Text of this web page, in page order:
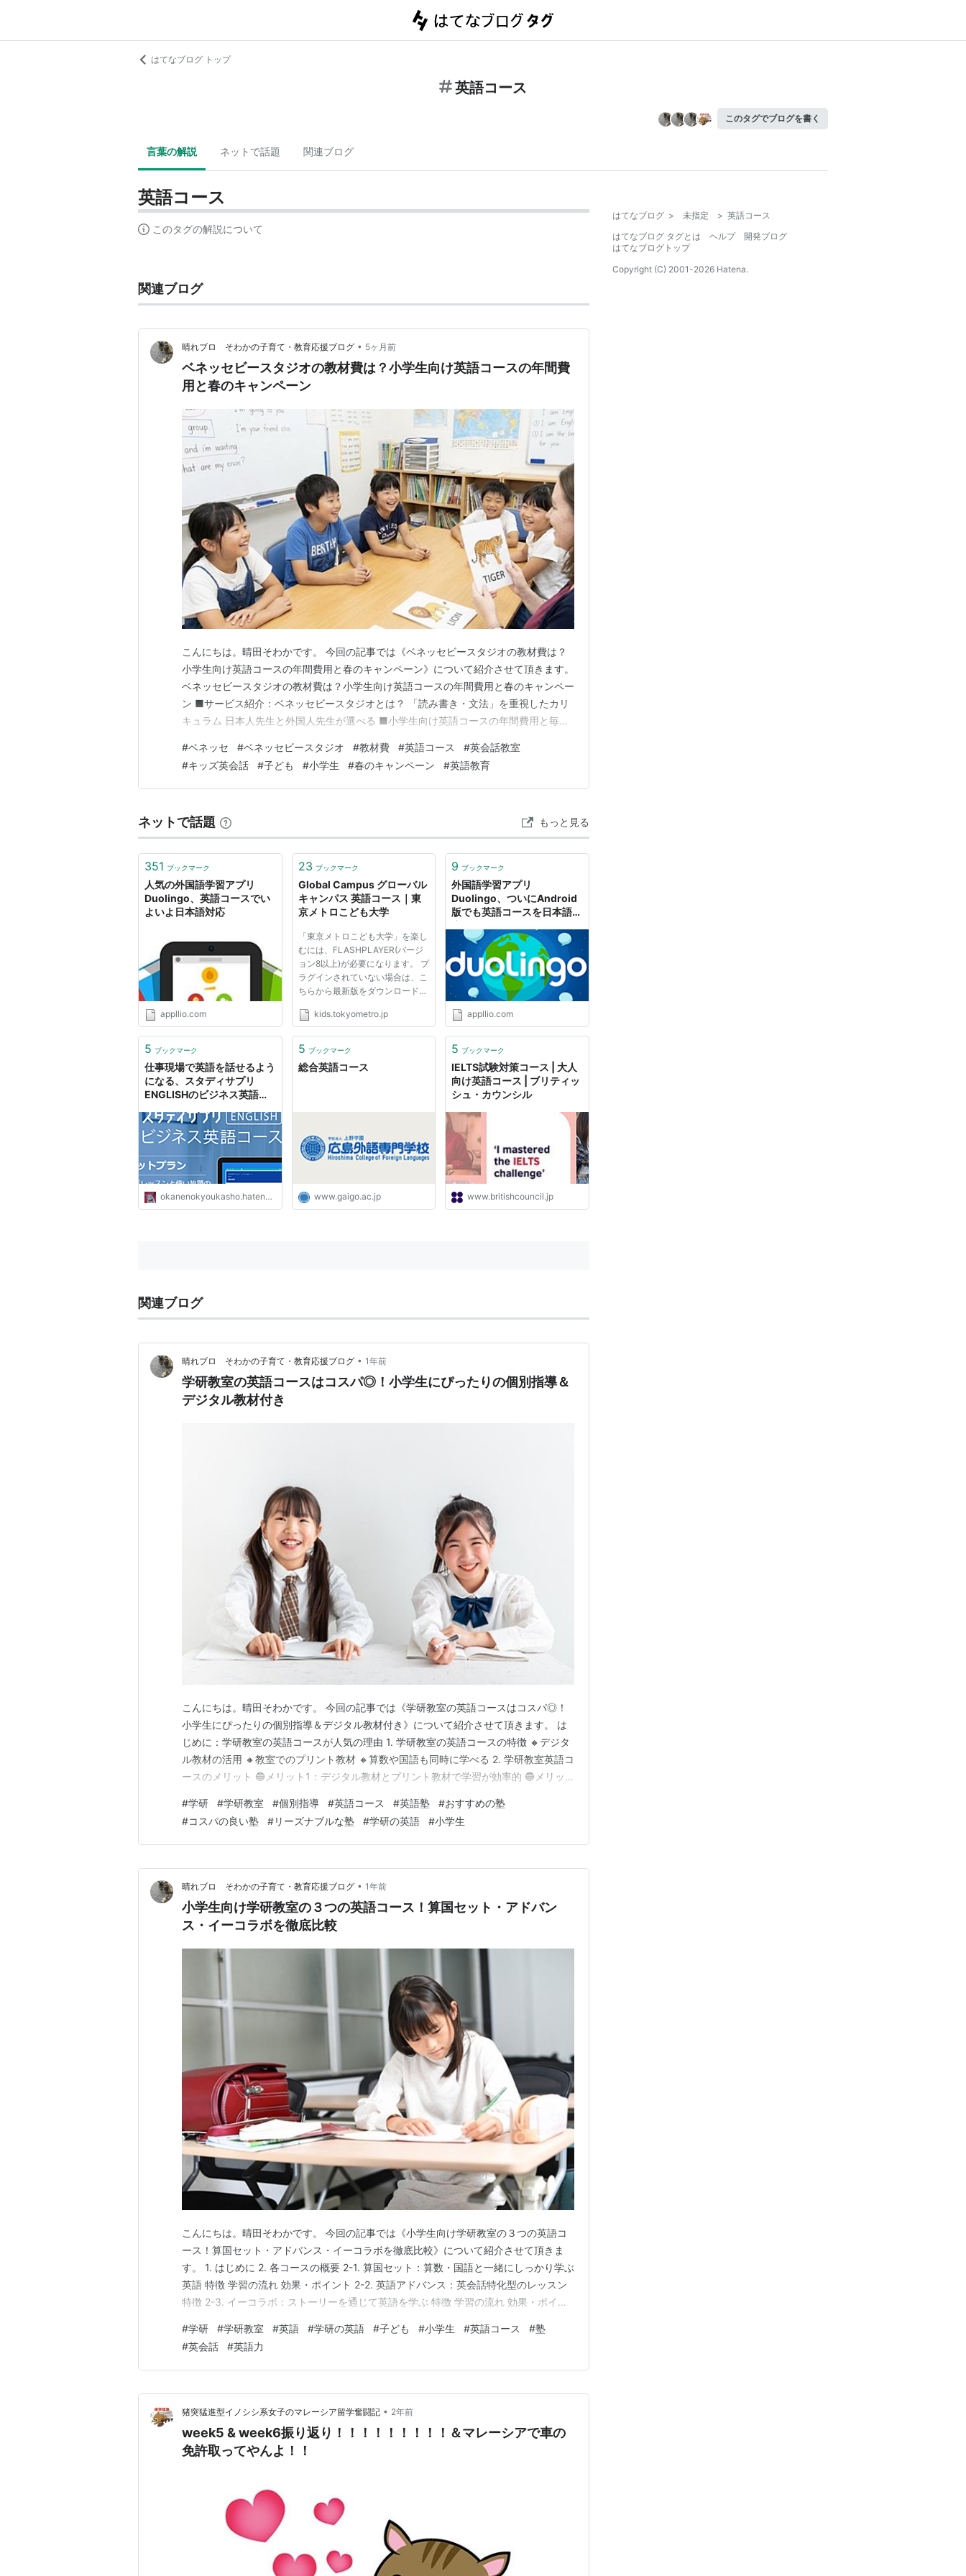
はてなブログ トップ
英語コース
このタグでブログを書く
言葉の解説 ネットで話題 関連ブログ
英語コース
このタグの解説について
関連ブログ
晴れブロ そわかの子育て・教育応援ブログ • 5ヶ月前
ベネッセビースタジオの教材費は？小学生向け英語コースの年間費
用と春のキャンペーン
こんにちは。晴田そわかです。 今回の記事では《ベネッセビースタジオの教材費は？
小学生向け英語コースの年間費用と春のキャンペーン》について紹介させて頂きます。
ベネッセビースタジオの教材費は？小学生向け英語コースの年間費用と春のキャンペー
ン ■サービス紹介：ベネッセビースタジオとは？ 「読み書き・文法」を重視したカリ
キュラム 日本人先生と外国人先生が選べる ■小学生向け英語コースの年間費用と毎月
はいくらになる？ ■ビースタジオの教材費（20,980円）は高い？その中身と価値 月割
りに換算すると約1,750円 家庭学…
#ベネッセ #ベネッセビースタジオ #教材費 #英語コース #英会話教室
#キッズ英会話 #子ども #小学生 #春のキャンペーン #英語教育
ネットで話題 もっと見る
351 ブックマーク
人気の外国語学習アプリ
Duolingo、英語コースでい
よいよ日本語対応
appllio.com
23 ブックマーク
Global Campus グローバル
キャンパス 英語コース｜東
京メトロこども大学
「東京メトロこども大学」を楽し
むには、FLASHPLAYER(バージ
ョン8以上)が必要になります。 プ
ラグインされていない場合は、こ
ちらから最新版をダウンロードし
kids.tokyometro.jp
9 ブックマーク
外国語学習アプリ
Duolingo、ついにAndroid
版でも英語コースを日本語対
appllio.com
5 ブックマーク
仕事現場で英語を話せるよう
になる、スタディサプリ
ENGLISHのビジネス英語コ
- Ran Ran（アラフォー親
父）のお金の教科書
okanenokyoukasho.hatenablog.com
5 ブックマーク
総合英語コース
www.gaigo.ac.jp
5 ブックマーク
IELTS試験対策コース | 大人
向け英語コース | ブリティッ
シュ・カウンシル
www.britishcouncil.jp
関連ブログ
晴れブロ そわかの子育て・教育応援ブログ • 1年前
学研教室の英語コースはコスパ◎！小学生にぴったりの個別指導＆
デジタル教材付き
こんにちは。晴田そわかです。 今回の記事では《学研教室の英語コースはコスパ◎！
小学生にぴったりの個別指導＆デジタル教材付き》について紹介させて頂きます。 は
じめに：学研教室の英語コースが人気の理由 1. 学研教室の英語コースの特徴 🔸デジタ
ル教材の活用 🔸教室でのプリント教材 🔸算数や国語も同時に学べる 2. 学研教室英語コ
ースのメリット 🔵メリット1：デジタル教材とプリント教材で学習が効率的 🔵メリッ
4：算数・国語と一緒に学べる 3. 学研教室のコストパフォーマンス 月謝例 料金詳細
（3教科合わせて） 4. 学…
#学研 #学研教室 #個別指導 #英語コース #英語塾 #おすすめの塾
#コスパの良い塾 #リーズナブルな塾 #学研の英語 #小学生
晴れブロ そわかの子育て・教育応援ブログ • 1年前
小学生向け学研教室の３つの英語コース！算国セット・アドバン
ス・イーコラボを徹底比較
こんにちは。晴田そわかです。 今回の記事では《小学生向け学研教室の３つの英語コ
ース！算国セット・アドバンス・イーコラボを徹底比較》について紹介させて頂きま
す。 1. はじめに 2. 各コースの概要 2-1. 算国セット：算数・国語と一緒にしっかり学ぶ
英語 特徴 学習の流れ 効果・ポイント 2-2. 英語アドバンス：英会話特化型のレッスン
特徴 2-3. イーコラボ：ストーリーを通じて英語を学ぶ 特徴 学習の流れ 効果・ポイン
ース（算数・国語・英語） 🔹英語アドバンスコース 🔹イーコラボ マスターコース
（Ki…
#学研 #学研教室 #英語 #学研の英語 #子ども #小学生 #英語コース #塾
#英会話 #英語力
猪突猛進型イノシシ系女子のマレーシア留学奮闘記 • 2年前
week5 & week6振り返り！！！！！！！！！＆マレーシアで車の
免許取ってやんよ！！
はてなブログ > 未指定 > 英語コース
はてなブログ タグとは
ヘルプ
開発ブログ
はてなブログトップ
Copyright (C) 2001-2026 Hatena.